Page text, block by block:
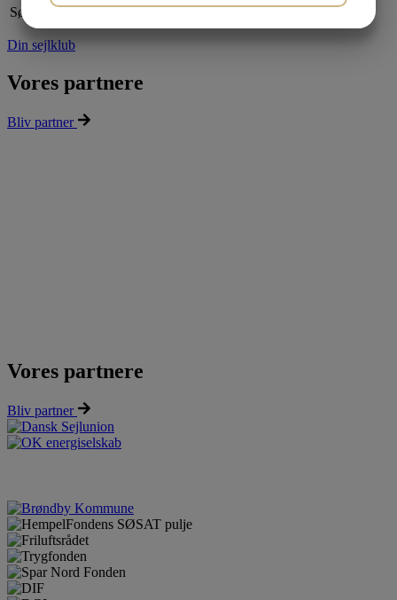
Søndag:
Lukket
Din sejlklub
Vores partnere
Bliv partner
Vores partnere
Bliv partner